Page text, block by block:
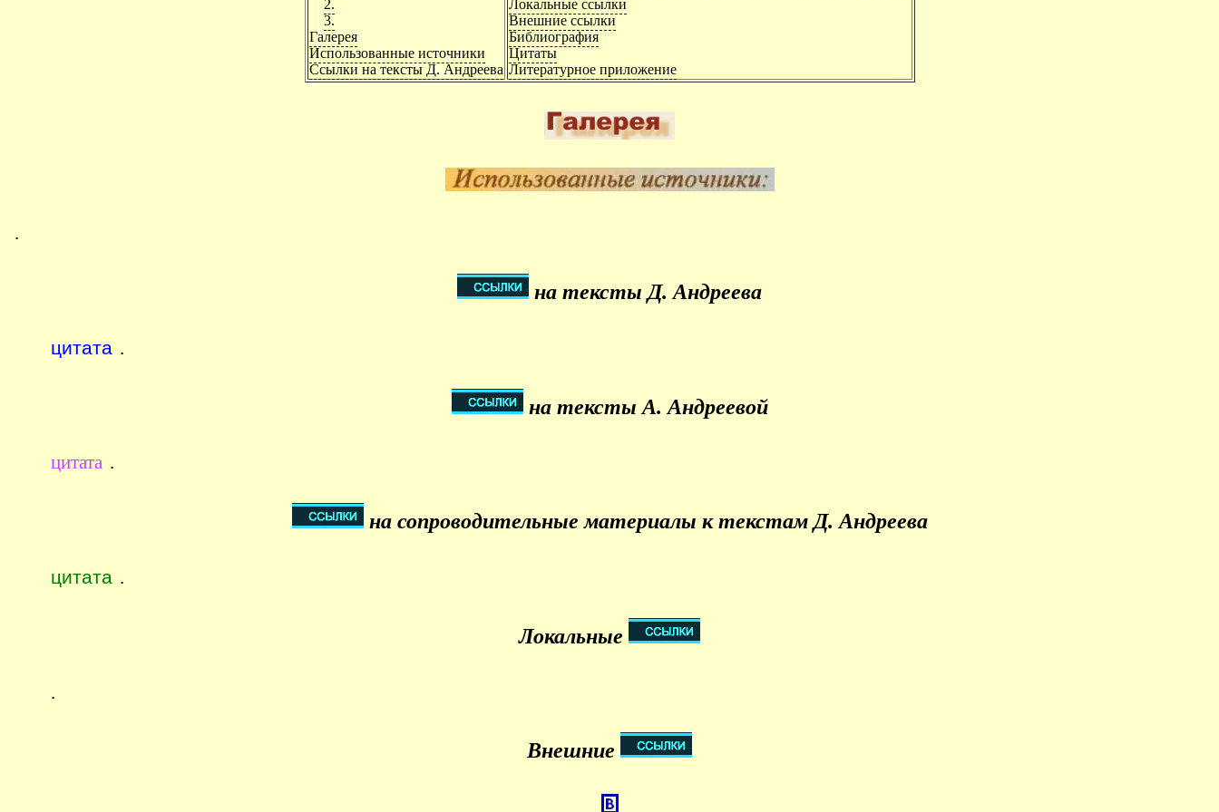
2.
3.
Галерея
Использованные источники
Ссылки на тексты Д. Андреева
Локальные ссылки
Внешние ссылки
Библиография
Цитаты
Литературное приложение
.
на тексты Д. Андреева
цитата .
на тексты А. Андреевой
цитата .
на сопроводительные материалы к текстам Д. Андреева
цитата .
Локальные
.
Внешние